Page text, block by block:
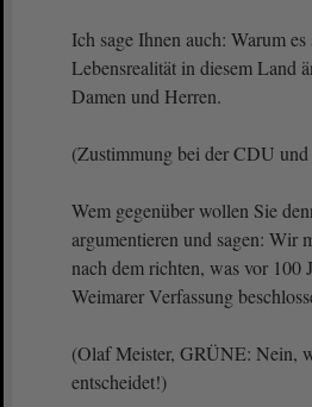
Ich sage Ihnen auch: Warum
Lebensrealität in diesem Land
Damen und Herren.
(Zustimmung bei der CDU
Wem gegenüber wollen Sie
argumentieren und sagen: Wir
nach dem richten, was vor 100
Weimarer Verfassung
(Olaf Meister, GRÜNE: Nein,
entscheidet!)